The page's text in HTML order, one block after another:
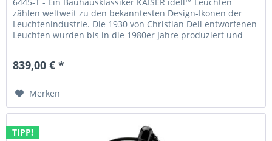
6445-T - Ein Bauhausklassiker KAISER idell™ Leuchten
zählen weltweit zu den bekanntesten Design-Ikonen der
Leuchtenindustrie. Die 1930 von Christian Dell entworfenen
Leuchten wurden bis in die 1980er Jahre produziert und
839,00 € *
Merken
TIPP!